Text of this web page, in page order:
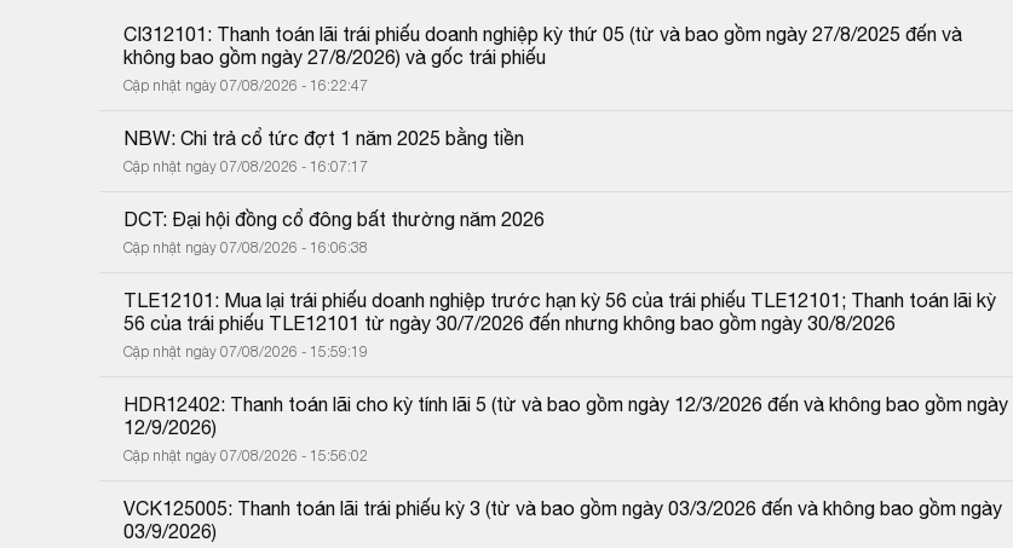
CI312101: Thanh toán lãi trái phiếu doanh nghiệp kỳ thứ 05 (từ và bao gồm ngày 27/8/2025 đến và
không bao gồm ngày 27/8/2026) và gốc trái phiếu
Cập nhật ngày 07/08/2026 - 16:22:47
NBW: Chi trả cổ tức đợt 1 năm 2025 bằng tiền
Cập nhật ngày 07/08/2026 - 16:07:17
DCT: Đại hội đồng cổ đông bất thường năm 2026
Cập nhật ngày 07/08/2026 - 16:06:38
TLE12101: Mua lại trái phiếu doanh nghiệp trước hạn kỳ 56 của trái phiếu TLE12101; Thanh toán lãi kỳ
56 của trái phiếu TLE12101 từ ngày 30/7/2026 đến nhưng không bao gồm ngày 30/8/2026
Cập nhật ngày 07/08/2026 - 15:59:19
HDR12402: Thanh toán lãi cho kỳ tính lãi 5 (từ và bao gồm ngày 12/3/2026 đến và không bao gồm ngày
12/9/2026)
Cập nhật ngày 07/08/2026 - 15:56:02
VCK125005: Thanh toán lãi trái phiếu kỳ 3 (từ và bao gồm ngày 03/3/2026 đến và không bao gồm ngày
03/9/2026)